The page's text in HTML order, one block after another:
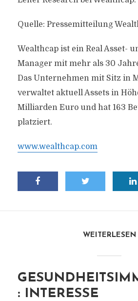
Quelle: Pressemitteilung
Wealthcap ist ein Real Asset-
Manager mit mehr als 30
Das Unternehmen mit Sitz in
verwaltet aktuell Assets in
Milliarden Euro und hat 163
platziert.
www.wealthcap.com
WEITERLESEN
: INTERESSE